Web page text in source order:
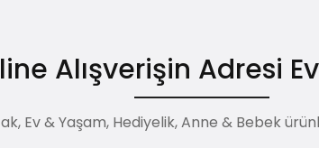
Alışverişin Adresi
Ev & Yaşam, Hediyelik, Anne & Bebek